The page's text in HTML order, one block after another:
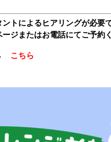
トによるヒアリングが必要で
ジまたはお電話にてご予約
→ こちら